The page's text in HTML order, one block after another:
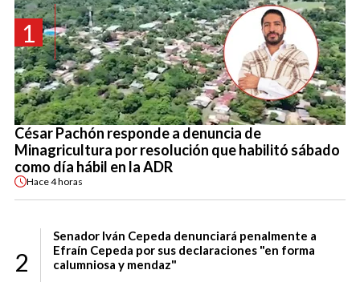
1
César Pachón responde a denuncia de
Minagricultura por resolución que habilitó sábado
como día hábil en la ADR
Hace4 horas
2
Senador Iván Cepeda denunciará penalmente a
Efraín Cepeda por sus declaraciones "en forma
calumniosa y mendaz"